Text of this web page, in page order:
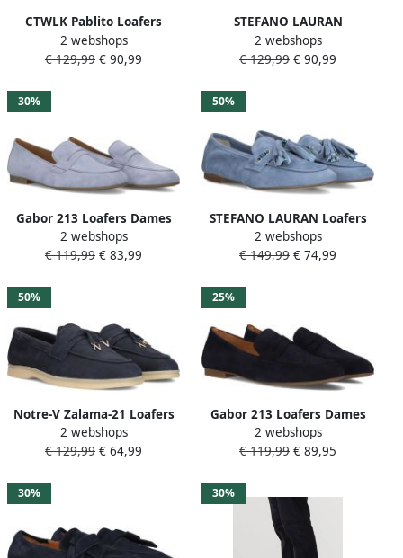
CTWLK Pablito Loafers
Dames Instappers Blauw
2 webshops
€ 129,99 € 90,99
STEFANO LAURAN
Mocassins Dames 11634
Maat: 37 Materiaal: Suède
2 webshops
€ 129,99 € 90,99
30%
Gabor 213 Loafers Dames
Instappers Blauw
2 webshops
€ 119,99 € 83,99
50%
STEFANO LAURAN Loafers
Dames Atena Maat: 40
Materiaal: Suède Kleur:
2 webshops
€ 149,99 € 74,99
50%
Notre-V Zalama-21 Loafers
Dames Instappers Blauw
2 webshops
€ 129,99 € 64,99
25%
Gabor 213 Loafers Dames
Instappers Blauw
2 webshops
€ 119,99 € 89,95
30% 30%